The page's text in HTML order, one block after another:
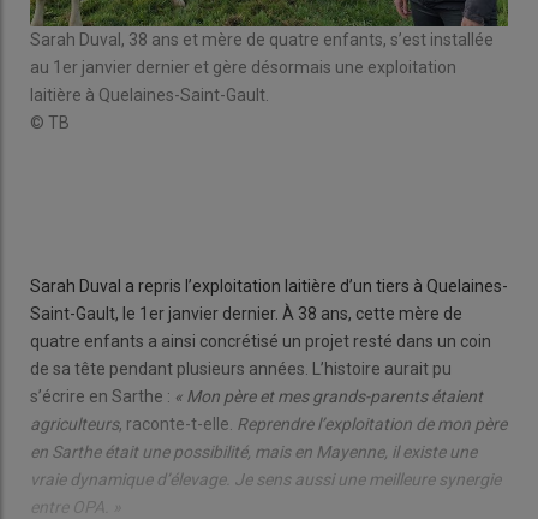
Sarah Duval, 38 ans et mère de quatre enfants, s’est installée
au 1er janvier dernier et gère désormais une exploitation
laitière à Quelaines-Saint-Gault.
© TB
Sarah Duval a repris l’exploitation laitière d’un tiers à Quelaines-
Saint-Gault, le 1er janvier dernier. À 38 ans, cette mère de
quatre enfants a ainsi concrétisé un projet resté dans un coin
de sa tête pendant plusieurs années. L’histoire aurait pu
s’écrire en Sarthe : « Mon père et mes grands-parents étaient
agriculteurs, raconte-t-elle. Reprendre l’exploitation de mon père
en Sarthe était une possibilité, mais en Mayenne, il existe une
vraie dynamique d’élevage. Je sens aussi une meilleure synergie
entre OPA. »